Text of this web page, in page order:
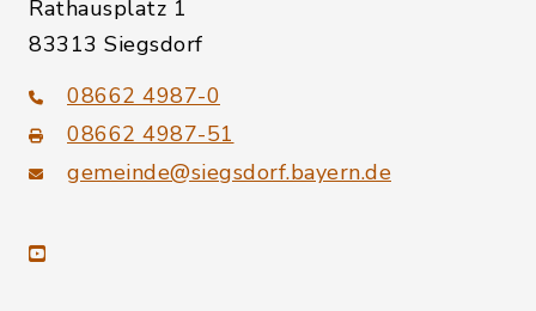
Rathausplatz 1
83313 Siegsdorf
08662 4987-0
08662 4987-51
gemeinde@siegsdorf.bayern.de
youtube